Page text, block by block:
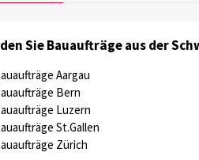
Sie Bauaufträge aus der
Aargau
Bern
Luzern
St.Gallen
Zürich